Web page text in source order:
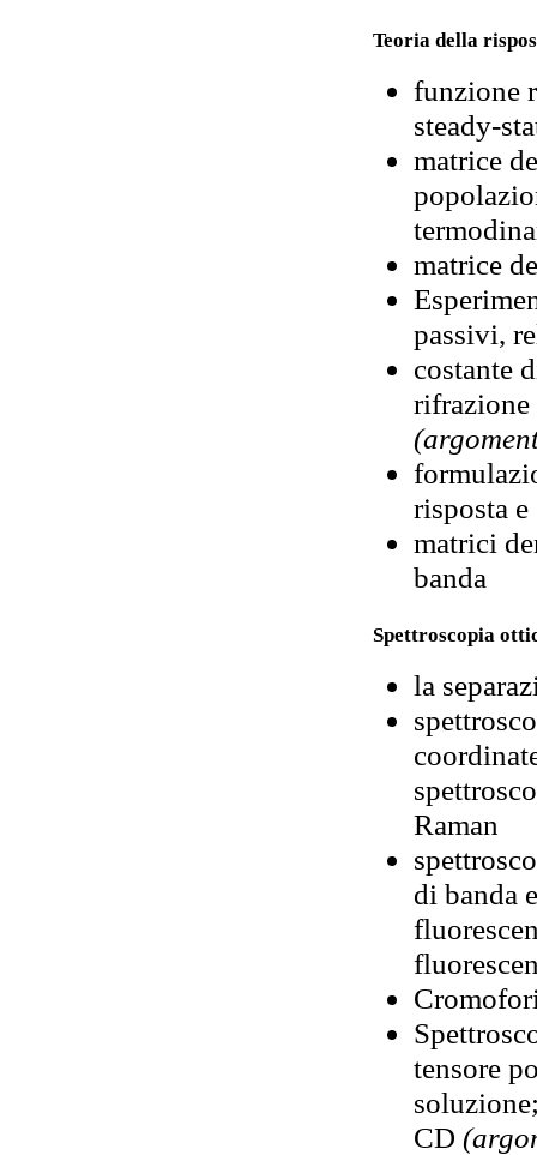
Teoria della
funzione
steady-
matrice
matrice
passivi,
costante
rifrazione
risposta
matrici
banda
Spettroscopia
la
Raman
di banda
tensore
CD